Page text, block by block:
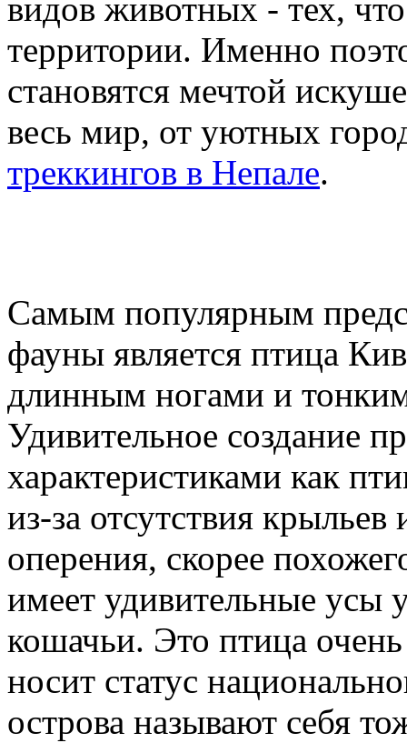
видов животных - тех,
территории. Именно
становятся мечтой
весь мир, от уютных
треккингов в Непале.
Самым популярным
фауны является птица
длинным ногами и
Удивительное создание
характеристиками как
из-за отсутствия
оперения, скорее
имеет удивительные усы
кошачьи. Это птица
носит статус
острова называют себя